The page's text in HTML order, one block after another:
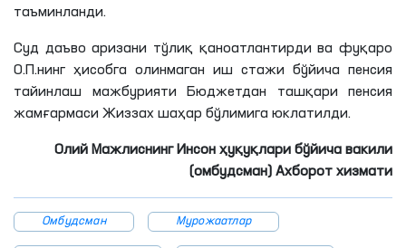
таъминланди.
Суд даъво аризани тўлиқ қаноатлантирди ва фуқаро
О.П.нинг ҳисобга олинмаган иш стажи бўйича пенсия
тайинлаш мажбурияти Бюджетдан ташқари пенсия
жамғармаси Жиззах шаҳар бўлимига юклатилди.
Олий Мажлиснинг Инсон ҳуқуқлари бўйича вакили
(омбудсман) Ахборот хизмати
Омбудсман Мурожаатлар